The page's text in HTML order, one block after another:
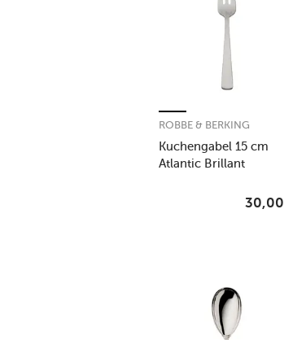
Kuchengabel 15 cm
Atlantic Brillant
ROBBE & BERKING
30,00